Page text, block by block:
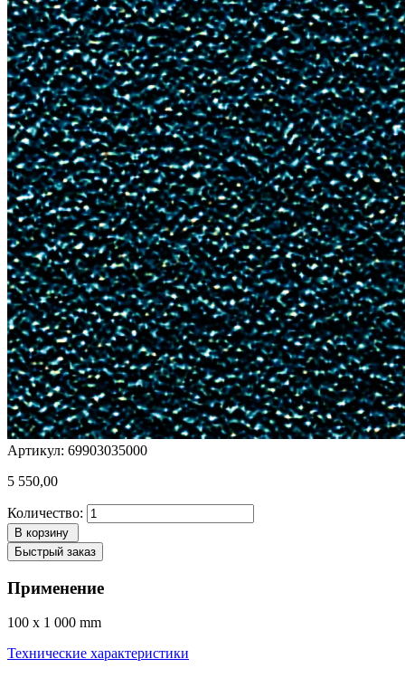
Артикул: 69903035000
5 550,00
Количество:
В корзину
Быстрый заказ
Применение
100 x 1 000 mm
Технические характеристики